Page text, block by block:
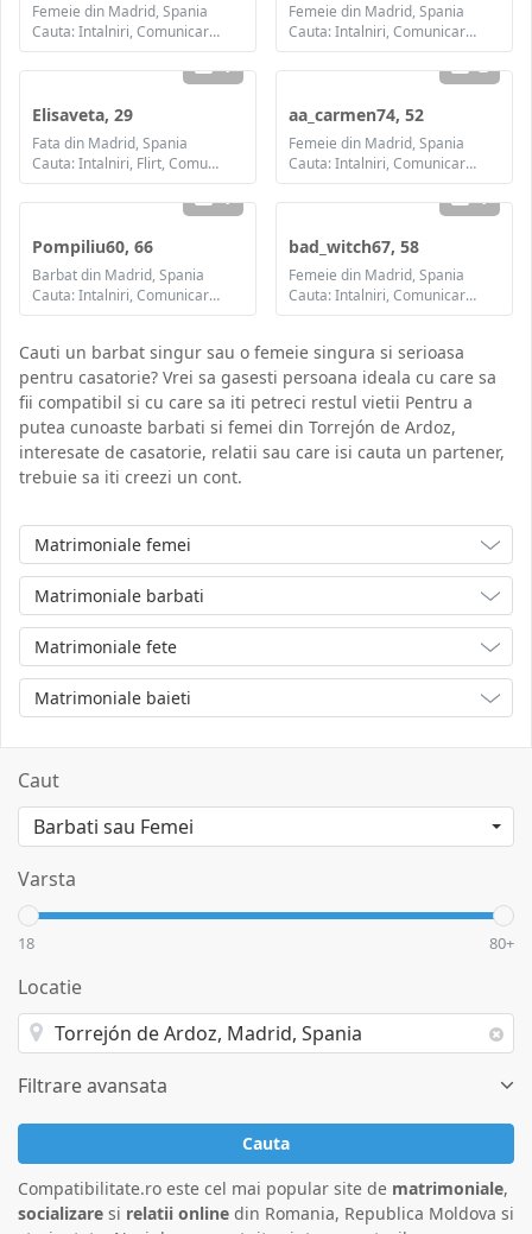
Femeie din Madrid, Spania
Cauta: Intalniri, Comunicare / chat, Casatorie
Femeie din Madrid, Spania
Cauta: Intalniri, Comunicare / chat, Casatorie
1
Elisaveta, 29
Fata din Madrid, Spania
Cauta: Intalniri, Flirt, Comunicare / chat, Prietenie
2
aa_carmen74, 52
Femeie din Madrid, Spania
Cauta: Intalniri, Comunicare / chat, Prietenie, Casatorie
1
Pompiliu60, 66
Barbat din Madrid, Spania
Cauta: Intalniri, Comunicare / chat, Prietenie
1
bad_witch67, 58
Femeie din Madrid, Spania
Cauta: Intalniri, Comunicare / chat, Prietenie, Casatorie
Cauti un barbat singur sau o femeie singura si serioasa
pentru casatorie? Vrei sa gasesti persoana ideala cu care sa
fii compatibil si cu care sa iti petreci restul vietii Pentru a
putea cunoaste barbati si femei din Torrejón de Ardoz,
interesate de casatorie, relatii sau care isi cauta un partener,
trebuie sa iti creezi un cont.
Matrimoniale femei
Matrimoniale barbati
Matrimoniale fete
Matrimoniale baieti
Caut
Varsta
18 80+
Locatie
Filtrare avansata
Cauta
Compatibilitate.ro este cel mai popular site de matrimoniale,
socializare si relatii online din Romania, Republica Moldova si